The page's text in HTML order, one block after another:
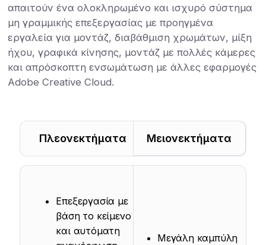
απαιτούν ένα ολοκληρωμένο και ισχυρό σύστημα
μη γραμμικής επεξεργασίας με προηγμένα
εργαλεία για μοντάζ, διαβάθμιση χρωμάτων, μίξη
ήχου, γραφικά κίνησης, μοντάζ με πολλές κάμερες
και απρόσκοπτη ενσωμάτωση με άλλες εφαρμογές
Adobe Creative Cloud.
Πλεονεκτήματα Μειονεκτήματα
Επεξεργασία με
βάση το κείμενο
και αυτόματη
Μεγάλη καμπύλη